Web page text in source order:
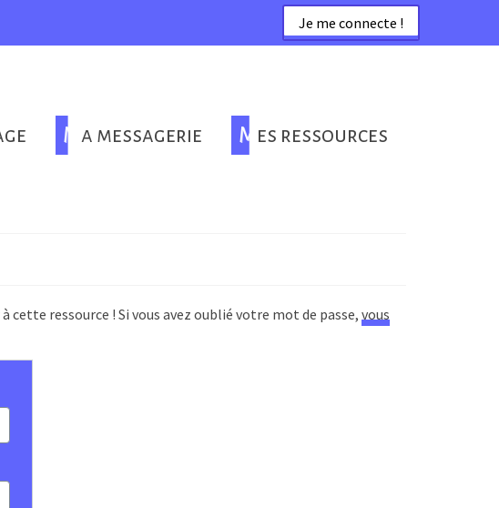
Je me connecte !
Ma messagerie Mes ressources
ressource ! Si vous avez oublié votre mot de passe, vous